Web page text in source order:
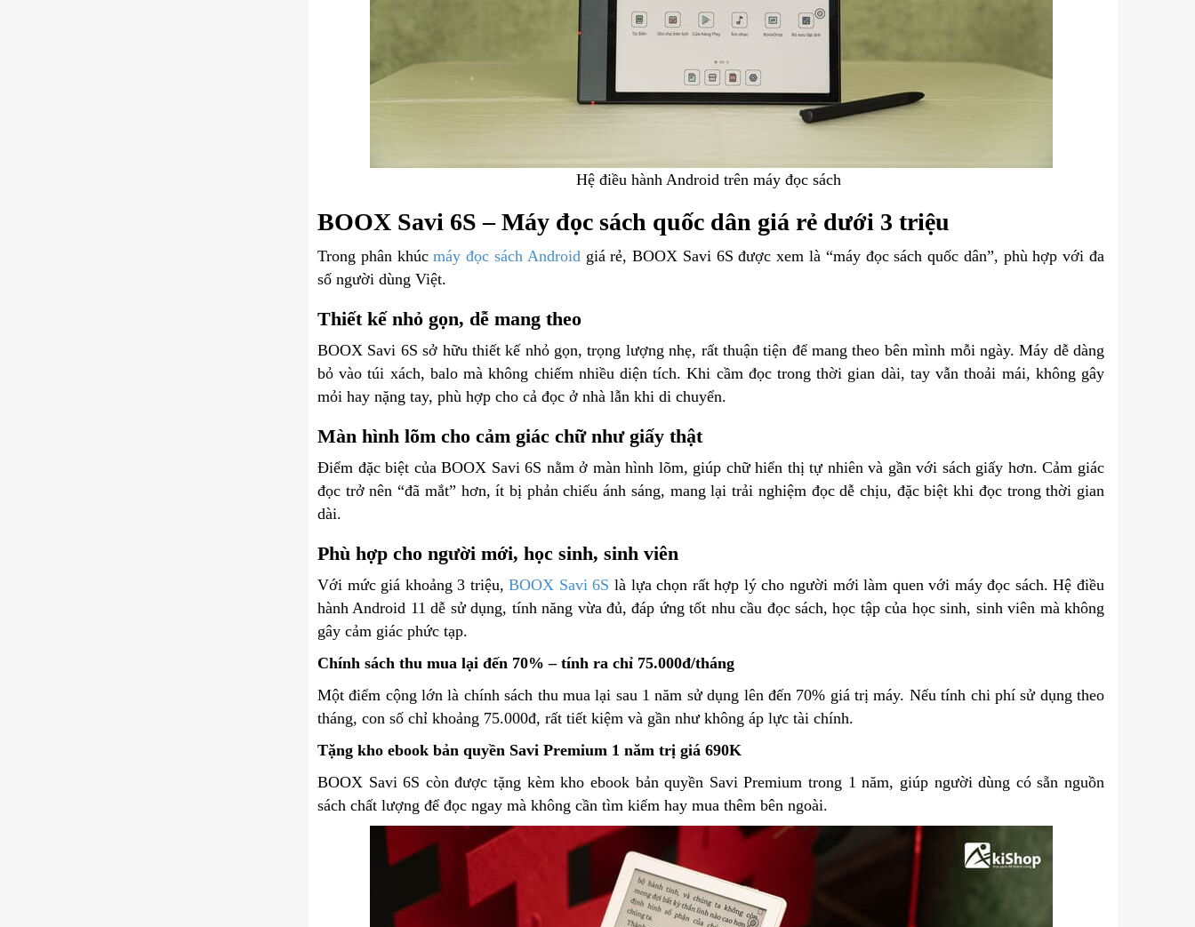
Hệ điều hành Android trên máy đọc sách
BOOX Savi 6S – Máy đọc sách quốc dân giá rẻ dưới 3 triệu
Trong phân khúcmáy đọc sách Androidgiá rẻ, BOOX Savi 6S được xem là “máy đọc sách quốc dân”, phù hợp với đa
số người dùng Việt.
Thiết kế nhỏ gọn, dễ mang theo
BOOX Savi 6S sở hữu thiết kế nhỏ gọn, trọng lượng nhẹ, rất thuận tiện để mang theo bên mình mỗi ngày. Máy dễ dàng
bỏ vào túi xách, balo mà không chiếm nhiều diện tích. Khi cầm đọc trong thời gian dài, tay vẫn thoải mái, không gây
mỏi hay nặng tay, phù hợp cho cả đọc ở nhà lẫn khi di chuyển.
Màn hình lõm cho cảm giác chữ như giấy thật
Điểm đặc biệt của BOOX Savi 6S nằm ở màn hình lõm, giúp chữ hiển thị tự nhiên và gần với sách giấy hơn. Cảm giác
đọc trở nên “đã mắt” hơn, ít bị phản chiếu ánh sáng, mang lại trải nghiệm đọc dễ chịu, đặc biệt khi đọc trong thời gian
dài.
Phù hợp cho người mới, học sinh, sinh viên
Với mức giá khoảng 3 triệu,BOOX Savi 6S là lựa chọn rất hợp lý cho người mới làm quen với máy đọc sách. Hệ điều
hành Android 11 dễ sử dụng, tính năng vừa đủ, đáp ứng tốt nhu cầu đọc sách, học tập của học sinh, sinh viên mà không
gây cảm giác phức tạp.
Chính sách thu mua lại đến 70% – tính ra chỉ 75.000đ/tháng
Một điểm cộng lớn là chính sách thu mua lại sau 1 năm sử dụng lên đến 70% giá trị máy. Nếu tính chi phí sử dụng theo
tháng, con số chỉ khoảng 75.000đ, rất tiết kiệm và gần như không áp lực tài chính.
Tặng kho ebook bản quyền Savi Premium 1 năm trị giá 690K
BOOX Savi 6S còn được tặng kèm kho ebook bản quyền Savi Premium trong 1 năm, giúp người dùng có sẵn nguồn
sách chất lượng để đọc ngay mà không cần tìm kiếm hay mua thêm bên ngoài.